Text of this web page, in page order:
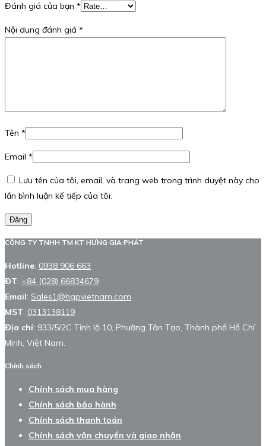
Đánh giá của bạn *
Nội dung đánh giá *
Tên *
Email *
Lưu tên của tôi, email, và trang web trong trình duyệt này cho
lần bình luận kế tiếp của tôi.
Đăng
CÔNG TY TNHH TM KT HƯNG GIA PHÁT
Hotline: 0938 906 663
ĐT: +84 (028) 66834679
Email: Sales1@hgpvietnam.com
MST: 0313138119
Địa chỉ: 933/5/2C Tỉnh lộ 10, Phường Tân Tạo, Thành phố Hồ Chí
Minh, Việt Nam.
Chính sách
Chính sách mua hàng
Chính sách bảo hành
Chính sách thanh toán
Chính sách vận chuyển và giao nhận